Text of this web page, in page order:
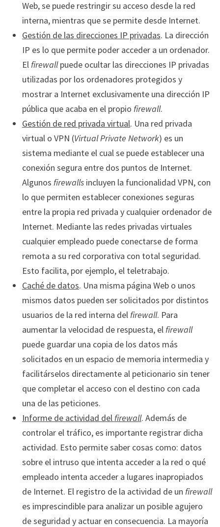
Web, se puede restringir su acceso desde la red
interna, mientras que se permite desde Internet.
Gestión de las direcciones IP privadas. La dirección
IP es lo que permite poder acceder a un ordenador.
El firewallpuede ocultar las direcciones IP privadas
utilizadas por los ordenadores protegidos y
mostrar a Internet exclusivamente una dirección IP
pública que acaba en el propio firewall.
Gestión de red privada virtual. Una red privada
virtual o VPN (Virtual Private Network) es un
sistema mediante el cual se puede establecer una
conexión segura entre dos puntos de Internet.
Algunos firewalls incluyen la funcionalidad VPN, con
lo que permiten establecer conexiones seguras
entre la propia red privada y cualquier ordenador de
Internet. Mediante las redes privadas virtuales
cualquier empleado puede conectarse de forma
remota a su red corporativa con total seguridad.
Esto facilita, por ejemplo, el teletrabajo.
Caché de datos. Una misma página Web o unos
mismos datos pueden ser solicitados por distintos
usuarios de la red interna del firewall. Para
aumentar la velocidad de respuesta, el firewall
puede guardar una copia de los datos más
solicitados en un espacio de memoria intermedia y
facilitárselos directamente al peticionario sin tener
que completar el acceso con el destino con cada
una de las peticiones.
Informe de actividad del firewall. Además de
controlar el tráfico, es importante registrar dicha
actividad. Esto permite saber cosas como: datos
sobre el intruso que intenta acceder a la red o qué
empleado intenta acceder a lugares inapropiados
de Internet. El registro de la actividad de un firewall
es imprescindible para analizar un posible agujero
de seguridad y actuar en consecuencia. La mayoría